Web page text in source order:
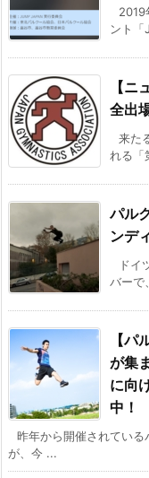
2019
ント
【
全出
来た
れる「
パル
ンデ
ドイ
バーで
【
が集
に向
中！
昨年から開催されている
が、今 ...